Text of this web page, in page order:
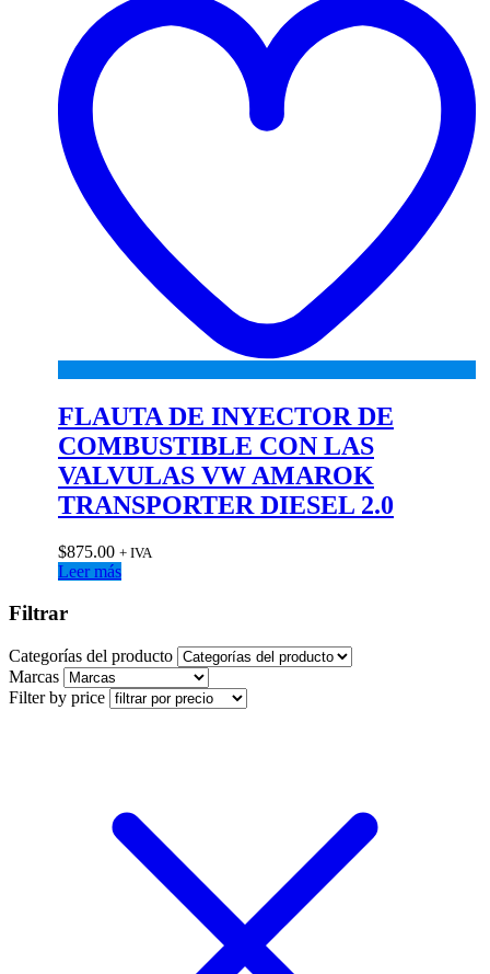
FLAUTA DE INYECTOR DE
COMBUSTIBLE CON LAS
VALVULAS VW AMAROK
TRANSPORTER DIESEL 2.0
$875.00 + IVA
Leer más
Filtrar
Categorías del producto
Marcas
Filter by price